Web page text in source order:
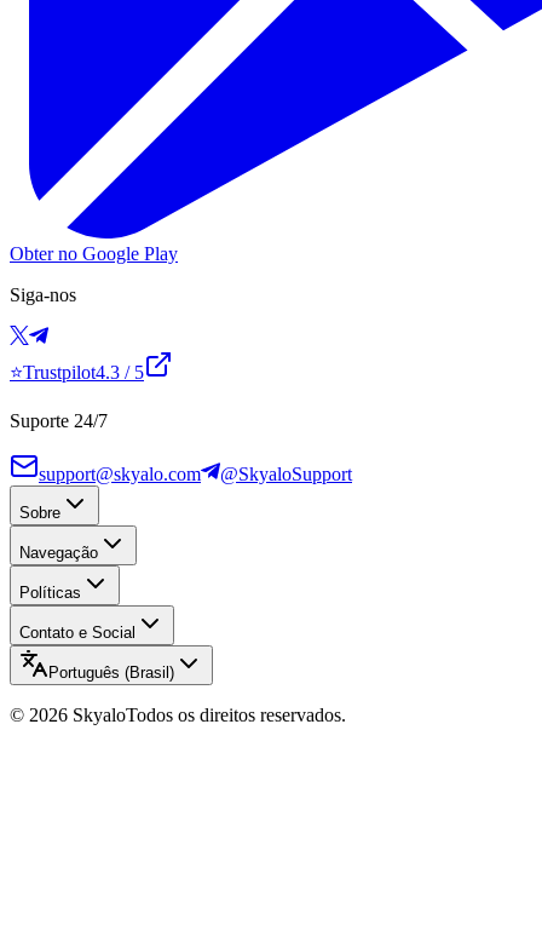
Obter no Google Play
Siga-nos
⭐Trustpilot4.3 / 5
Suporte 24/7
support@skyalo.com @SkyaloSupport
Sobre
Navegação
Políticas
Contato e Social
Português (Brasil)
© 2026 SkyaloTodos os direitos reservados.